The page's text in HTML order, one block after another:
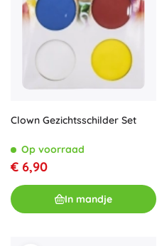
Clown Gezichtsschilder Set
Op voorraad
€ 6,90
In mandje